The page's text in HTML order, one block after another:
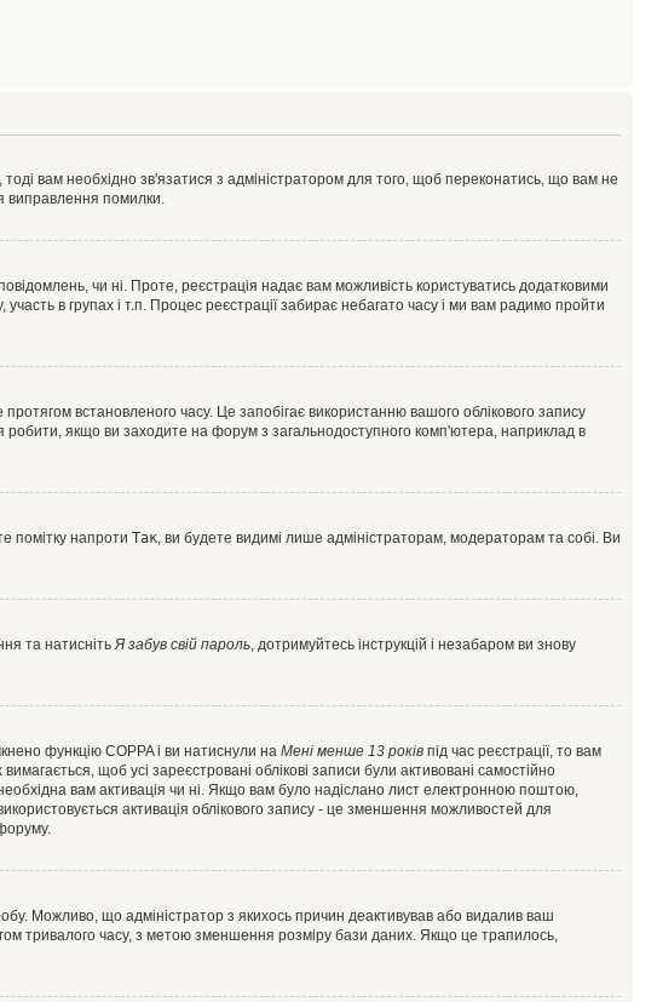
вам необхідно зв'язатися з адміністратором для того, щоб переконатись, що вам не
виправлення помилки.
чи ні. Проте, реєстрація надає вам можливість користуватись додатковими
в групах і т.п. Процес реєстрації забирає небагато часу і ми вам радимо пройти
встановленого часу. Це запобігає використанню вашого облікового запису
якщо ви заходите на форум з загальнодоступного комп'ютера, наприклад в
помітку напроти Так, ви будете видимі лише адміністраторам, модераторам та собі. Ви
та натиснітьЯ забув свій пароль, дотримуйтесь інструкцій і незабаром ви знову
функцію COPPA і ви натиснули на Мені менше 13 років під час реєстрації, то вам
щоб усі зареєстровані облікові записи були активовані самостійно
вам активація чи ні. Якщо вам було надіслано лист електронною поштою,
активація облікового запису - це зменшення можливостей для
Можливо, що адміністратор з якихось причин деактивував або видалив ваш
тривалого часу, з метою зменшення розміру бази даних. Якщо це трапилось,